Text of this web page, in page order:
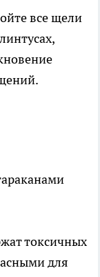
все щели
токсичных
для